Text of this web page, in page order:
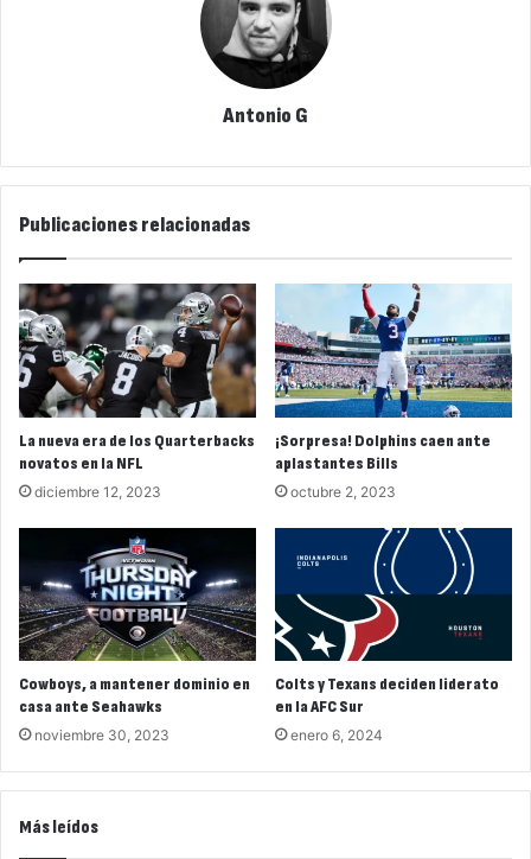
Antonio G
Publicaciones relacionadas
La nueva era de los Quarterbacks
novatos en la NFL
diciembre 12, 2023
¡Sorpresa! Dolphins caen ante
aplastantes Bills
octubre 2, 2023
Cowboys, a mantener dominio en
casa ante Seahawks
noviembre 30, 2023
Colts y Texans deciden liderato
en la AFC Sur
enero 6, 2024
Más leídos